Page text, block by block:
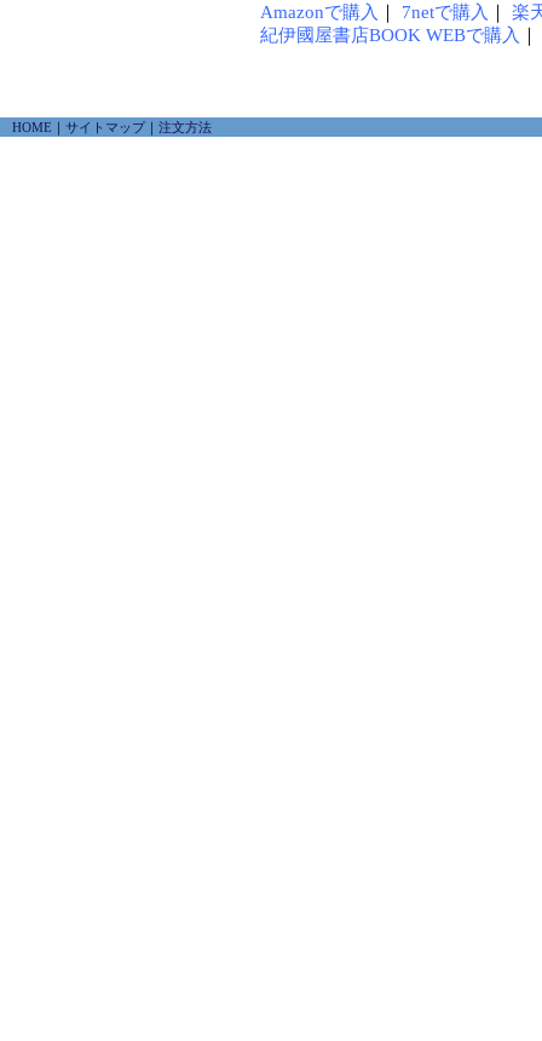
Amazonで購入
7netで購入
楽
紀伊國屋書店BOOK WEBで購入
HOME ｜ サイトマップ｜ 注文方法